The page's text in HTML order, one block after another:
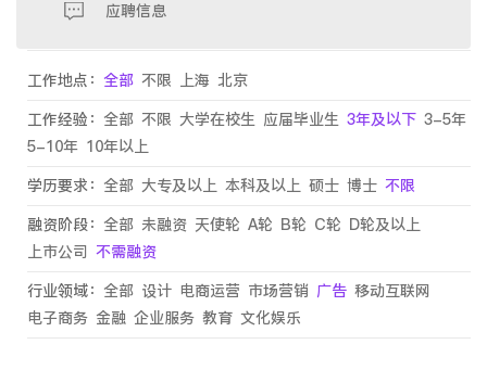
应聘信息
工作地点： 全部 不限 上海 北京
工作经验： 全部 不限 大学在校生 应届毕业生 3年及以下 3-5年
5-10年 10年以上
学历要求： 全部 大专及以上 本科及以上 硕士 博士 不限
融资阶段： 全部 未融资 天使轮 A轮 B轮 C轮 D轮及以上
上市公司 不需融资
行业领域： 全部 设计 电商运营 市场营销 广告 移动互联网
电子商务 金融 企业服务 教育 文化娱乐